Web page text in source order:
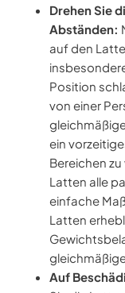
Drehen Sie
Abständen:
auf den
Position
von einer
ein
Bereichen
Latten alle
einfache
Latten
Auf